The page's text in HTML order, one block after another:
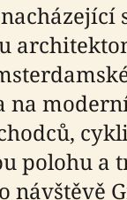
na
polohu
návštěvě